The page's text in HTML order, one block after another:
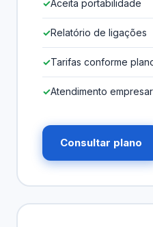
Aceita portabilidade
Relatório de ligações
Tarifas conforme
Atendimento
Consultar plano